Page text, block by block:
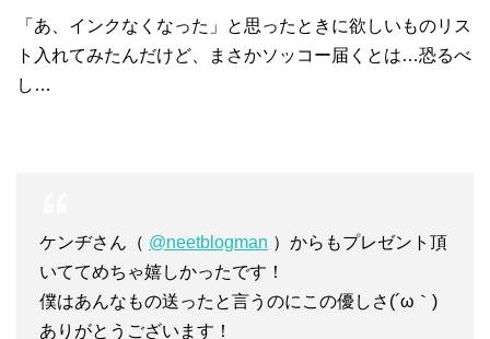
「あ、インクなくなった」と思ったときに欲しいものリス
ト入れてみたんだけど、まさかソッコー届くとは…恐るべ
し…
ケンヂさん（ @neetblogman ）からもプレゼント頂
いててめちゃ嬉しかったです！
僕はあんなもの送ったと言うのにこの優しさ(´ω｀)
ありがとうございます！